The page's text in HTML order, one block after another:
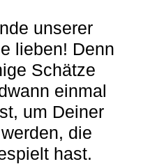
unserer
lieben! Denn
Schätze
einmal
um Deiner
die
hast.